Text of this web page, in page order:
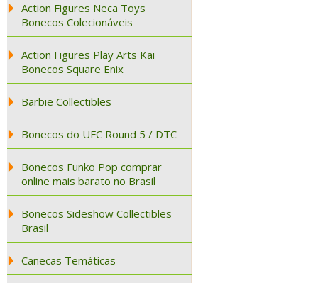
Action Figures Neca Toys
Bonecos Colecionáveis
Action Figures Play Arts Kai
Bonecos Square Enix
Barbie Collectibles
Bonecos do UFC Round 5 / DTC
Bonecos Funko Pop comprar
online mais barato no Brasil
Bonecos Sideshow Collectibles
Brasil
Canecas Temáticas